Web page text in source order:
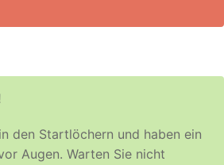
den Startlöchern und haben ein
Augen. Warten Sie nicht